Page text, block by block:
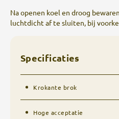
Na openen koel en droog
luchtdicht af te sluiten, bij
Specificaties
Krokante brok
Hoge acceptatie